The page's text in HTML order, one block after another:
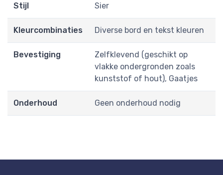
Stijl Sier
Kleurcombinaties Diverse bord en tekst kleuren
Bevestiging
Zelfklevend (geschikt op
vlakke ondergronden zoals
kunststof of hout), Gaatjes
Onderhoud Geen onderhoud nodig